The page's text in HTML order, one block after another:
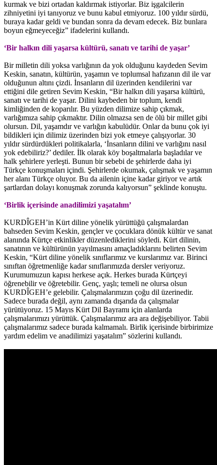
kurmak ve bizi ortadan kaldırmak istiyorlar. Biz işgalcilerin
zihniyetini iyi tanıyoruz ve bunu kabul etmiyoruz. 100 yıldır sürdü,
buraya kadar geldi ve bundan sonra da devam edecek. Biz bunlara
boyun eğmeyeceğiz” ifadelerini kullandı.
‘Bir halkın dili yaşarsa kültürü, sanatı ve tarihi de yaşar’
Bir milletin dili yoksa varlığının da yok olduğunu kaydeden Sevim
Keskin, sanatın, kültürün, yaşamın ve toplumsal hafızanın dil ile var
olduğunun altını çizdi. İnsanların dil üzerinden kendilerini var
ettiğini dile getiren Sevim Keskin, “Bir halkın dili yaşarsa kültürü,
sanatı ve tarihi de yaşar. Dilini kaybeden bir toplum, kendi
kimliğinden de koparılır. Bu yüzden dilimize sahip çıkmak,
varlığımıza sahip çıkmaktır. Dilin olmazsa sen de ölü bir millet gibi
olursun. Dil, yaşamdır ve varlığın kabulüdür. Onlar da bunu çok iyi
bildikleri için dilimiz üzerinden bizi yok etmeye çalışıyorlar. 30
yıldır sürdürdükleri politikalarla, ‘İnsanların dilini ve varlığını nasıl
yok edebiliriz?’ dediler. İlk olarak köy boşaltmalarla başladılar ve
halk şehirlere yerleşti. Bunun bir sebebi de şehirlerde daha iyi
Türkçe konuşmaları içindi. Şehirlerde okumak, çalışmak ve yaşamın
her alanı Türkçe oluyor. Bu da ailenin içine kadar giriyor ve artık
şartlardan dolayı konuşmak zorunda kalıyorsun” şeklinde konuştu.
‘Birlik içerisinde anadilimizi yaşatalım’
KURDÎGEH’in Kürt diline yönelik yürüttüğü çalışmalardan
bahseden Sevim Keskin, gençler ve çocuklara dönük kültür ve sanat
alanında Kürtçe etkinlikler düzenlediklerini söyledi. Kürt dilinin,
sanatının ve kültürünün yayılmasını amaçladıklarını belirten Sevim
Keskin, “Kürt diline yönelik sınıflarımız ve kurslarımız var. Birinci
sınıftan öğretmenliğe kadar sınıflarımızda dersler veriyoruz.
Kurumumuzun kapısı herkese açık. Herkes burada Kürtçeyi
öğrenebilir ve öğretebilir. Genç, yaşlı; temeli ne olursa olsun
KURDÎGEH’e gelebilir. Çalışmalarımızın çoğu dil üzerinedir.
Sadece burada değil, aynı zamanda dışarıda da çalışmalar
yürütüyoruz. 15 Mayıs Kürt Dil Bayramı için alanlarda
çalışmalarımızı yürüttük. Çalışmalarımız ara ara değişebiliyor. Tabii
çalışmalarımız sadece burada kalmamalı. Birlik içerisinde birbirimize
yardım edelim ve anadilimizi yaşatalım” sözlerini kullandı.